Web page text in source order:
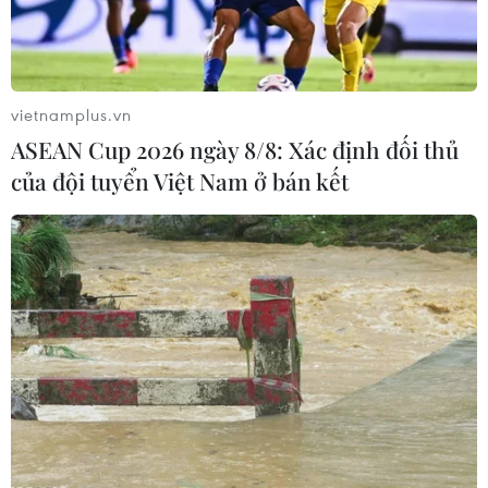
Bộ Y tế ban hành Kế hoạch dự phòng
thương tích giai đoạn 2026-2030
Hệ thống y tế đa cực, đưa y tế đến
gần dân
04/08/2026 04:55
Bộ Y tế đề xuất 8 nhóm chính sách
trong sửa đổi Luật hiến, ghép mô,
tạng
03/08/2026 14:44
vietnamplus.vn
ASEAN Cup 2026 ngày 8/8: Xác định đối thủ
của đội tuyển Việt Nam ở bán kết